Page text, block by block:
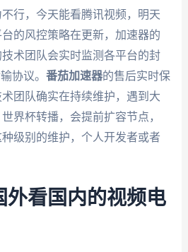
行，今天能看腾讯视频，明天
的风控策略在更新，加速器的
术团队会实时监测各平台的封
协议。 番茄加速器的售后实时保
团队确实在持续维护，遇到大
界杯转播，会提前扩容节点，
级别的维护，个人开发者或者
外看国内的视频电